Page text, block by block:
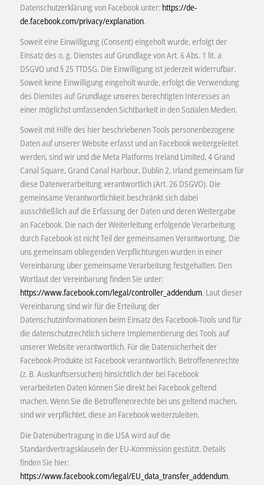
Datenschutzerklärung von Facebook unter: https://de-
de.facebook.com/privacy/explanation.
Soweit eine Einwilligung (Consent) eingeholt wurde, erfolgt der
Einsatz des o. g. Dienstes auf Grundlage von Art. 6 Abs. 1 lit. a
DSGVO und § 25 TTDSG. Die Einwilligung ist jederzeit widerrufbar.
Soweit keine Einwilligung eingeholt wurde, erfolgt die Verwendung
des Dienstes auf Grundlage unseres berechtigten Interesses an
einer möglichst umfassenden Sichtbarkeit in den Sozialen Medien.
Soweit mit Hilfe des hier beschriebenen Tools personenbezogene
Daten auf unserer Website erfasst und an Facebook weitergeleitet
werden, sind wir und die Meta Platforms Ireland Limited, 4 Grand
Canal Square, Grand Canal Harbour, Dublin 2, Irland gemeinsam für
diese Datenverarbeitung verantwortlich (Art. 26 DSGVO). Die
gemeinsame Verantwortlichkeit beschränkt sich dabei
ausschließlich auf die Erfassung der Daten und deren Weitergabe
an Facebook. Die nach der Weiterleitung erfolgende Verarbeitung
durch Facebook ist nicht Teil der gemeinsamen Verantwortung. Die
uns gemeinsam obliegenden Verpflichtungen wurden in einer
Vereinbarung über gemeinsame Verarbeitung festgehalten. Den
Wortlaut der Vereinbarung finden Sie unter:
https://www.facebook.com/legal/controller_addendum. Laut dieser
Vereinbarung sind wir für die Erteilung der
Datenschutzinformationen beim Einsatz des Facebook-Tools und für
die datenschutzrechtlich sichere Implementierung des Tools auf
unserer Website verantwortlich. Für die Datensicherheit der
Facebook-Produkte ist Facebook verantwortlich. Betroffenenrechte
(z. B. Auskunftsersuchen) hinsichtlich der bei Facebook
verarbeiteten Daten können Sie direkt bei Facebook geltend
machen. Wenn Sie die Betroffenenrechte bei uns geltend machen,
sind wir verpflichtet, diese an Facebook weiterzuleiten.
Die Datenübertragung in die USA wird auf die
Standardvertragsklauseln der EU-Kommission gestützt. Details
finden Sie hier:
https://www.facebook.com/legal/EU_data_transfer_addendum,